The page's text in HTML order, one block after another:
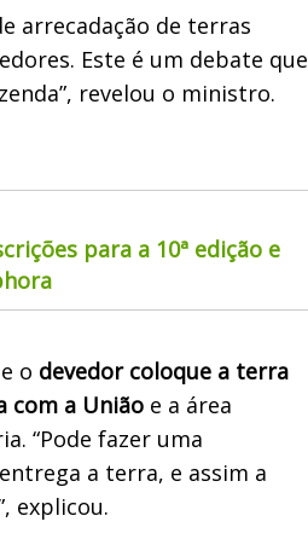
arrecadação de terras
Este é um debate que
revelou o ministro.
para a 10ª edição e
o devedor coloque a terra
com a União e a área
“Pode fazer uma
a terra, e assim a
explicou.